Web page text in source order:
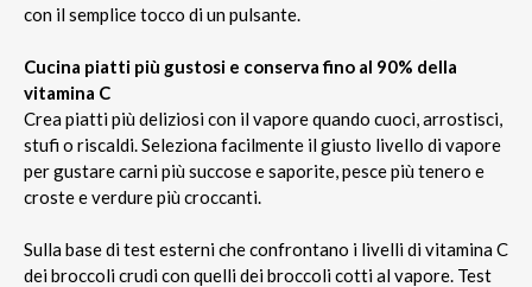
con il semplice tocco di un pulsante.
Cucina piatti più gustosi e conserva fino al 90% della
vitamina C
Crea piatti più deliziosi con il vapore quando cuoci, arrostisci,
stufi o riscaldi. Seleziona facilmente il giusto livello di vapore
per gustare carni più succose e saporite, pesce più tenero e
croste e verdure più croccanti.
Sulla base di test esterni che confrontano i livelli di vitamina C
dei broccoli crudi con quelli dei broccoli cotti al vapore. Test